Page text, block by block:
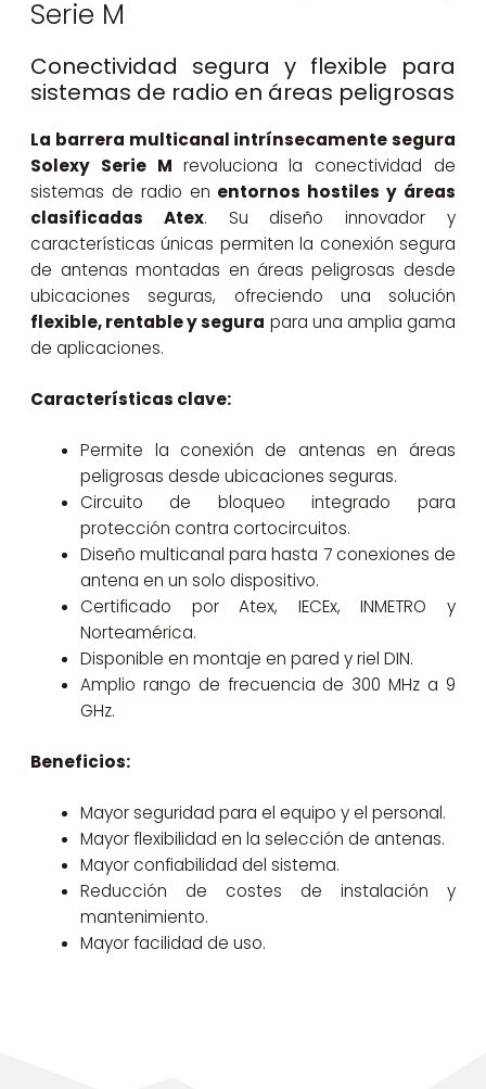
Serie M
Conectividad segura y flexible para
sistemas de radio en áreas peligrosas
La barrera multicanal intrínsecamente segura
Solexy Serie M revoluciona la conectividad de
sistemas de radio en entornos hostiles y áreas
clasificadas Atex. Su diseño innovador y
características únicas permiten la conexión segura
de antenas montadas en áreas peligrosas desde
ubicaciones seguras, ofreciendo una solución
flexible, rentable y segura para una amplia gama
de aplicaciones.
Características clave:
Permite la conexión de antenas en áreas
peligrosas desde ubicaciones seguras.
Circuito de bloqueo integrado para
protección contra cortocircuitos.
Diseño multicanal para hasta 7 conexiones de
antena en un solo dispositivo.
Certificado por Atex, IECEx, INMETRO y
Norteamérica.
Disponible en montaje en pared y riel DIN.
Amplio rango de frecuencia de 300 MHz a 9
GHz.
Beneficios:
Mayor seguridad para el equipo y el personal.
Mayor flexibilidad en la selección de antenas.
Mayor confiabilidad del sistema.
Reducción de costes de instalación y
mantenimiento.
Mayor facilidad de uso.